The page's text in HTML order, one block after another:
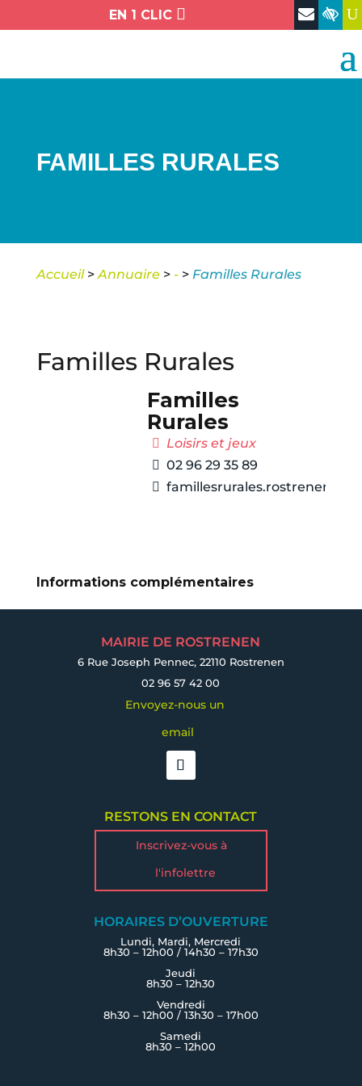
EN 1 CLIC  U
FAMILLES RURALES
Accueil> Annuaire> -> Familles Rurales
Familles Rurales
Familles
Rurales
Loisirs et jeux
02 96 29 35 89
Informations complémentaires
MAIRIE DE ROSTRENEN
6 Rue Joseph Pennec, 22110 Rostrenen
02 96 57 42 00
Envoyez-nous un
email
RESTONS EN CONTACT
Inscrivez-vous à
l'infolettre
HORAIRES D’OUVERTURE
Lundi, Mardi, Mercredi
8h30 – 12h00 / 14h30 – 17h30
Jeudi
8h30 – 12h30
Vendredi
8h30 – 12h00 / 13h30 – 17h00
Samedi
8h30 – 12h00